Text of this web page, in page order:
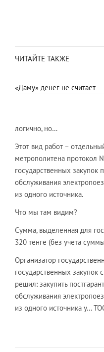
ЧИТАЙТЕ ТАКЖЕ
«Даму» денег не считает
логично, но…
Этот вид работ –
метрополитена протокол
государственных закупок
обслуживания
из одного источника.
Что мы там видим?
Сумма, выделенная для
320 тенге (без учета
Организатор
государственных закупок
решил: закупить
обслуживания
из одного источника у...